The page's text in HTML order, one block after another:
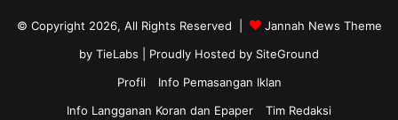
© Copyright 2026, All Rights Reserved |
Jannah News Theme
by TieLabs | Proudly Hosted by SiteGround
Profil
Info Pemasangan Iklan
Info Langganan Koran dan Epaper
Tim Redaksi